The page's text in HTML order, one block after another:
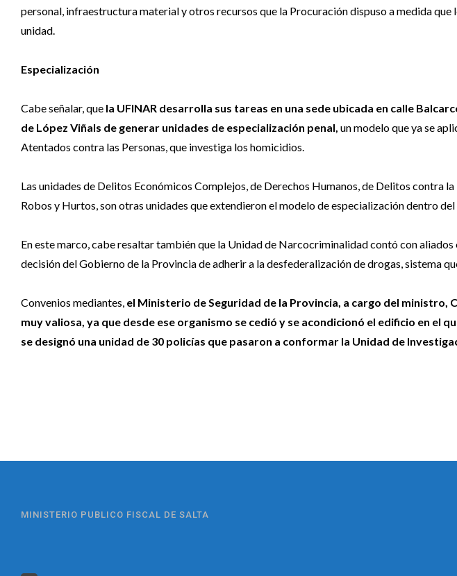
personal, infraestructura material y otros recursos que la Procuración dispuso a medida que
unidad.
Especialización
Cabe señalar, que la UFINAR desarrolla sus tareas en una sede ubicada en calle
de López Viñals de generar unidades de especialización penal, un modelo que ya se
Atentados contra las Personas, que investiga los homicidios.
Las unidades de Delitos Económicos Complejos, de Derechos Humanos, de Delitos contra
Robos y Hurtos, son otras unidades que extendieron el modelo de especialización dentro
En este marco, cabe resaltar también que la Unidad de Narcocriminalidad contó con aliados
decisión del Gobierno de la Provincia de adherir a la desfederalización de drogas, sistema
Convenios mediantes, el Ministerio de Seguridad de la Provincia, a cargo del ministro,
muy valiosa, ya que desde ese organismo se cedió y se acondicionó el edificio en el
se designó una unidad de 30 policías que pasaron a conformar la Unidad de
MINISTERIO PUBLICO FISCAL DE SALTA